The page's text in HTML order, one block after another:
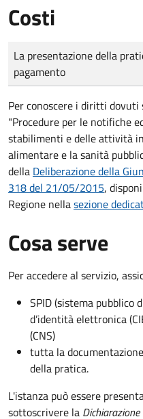
Costi
Tipo di pagamento
Importo
La presentazione della
pagamento
Per conoscere i diritti
"Procedure per le notifiche
stabilimenti e delle attività
alimentare e la sanità
della Deliberazione della
318 del 21/05/2015,
Regione nellasezione
Cosa serve
Per accedere al servizio,
SPID (sistema pubblico
d’identità elettronica
(CNS)
tutta la
della pratica.
L'istanza può essere
sottoscrivere la